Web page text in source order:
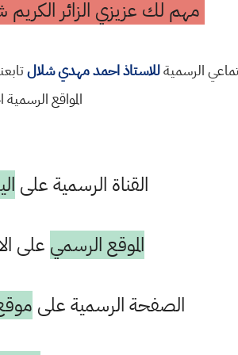
مهم لك عزيزي الزائر
الرسميةللاستاذ احمد مهدي شلال
المواقع الرسمية
القناة الرسمية على
الموقع الرسمي على
الصفحة الرسمية على